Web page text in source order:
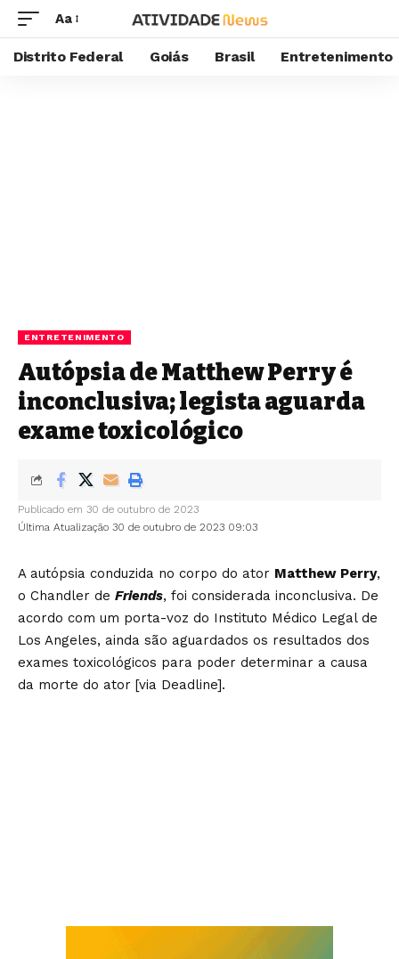
Aa
Distrito Federal Goiás Brasil Entretenimento
ENTRETENIMENTO
Autópsia de Matthew Perry é
inconclusiva; legista aguarda
exame toxicológico
Última Atualização 30 de outubro de 2023 09:03
Publicado em 30 de outubro de 2023
A autópsia conduzida no corpo do ator Matthew Perry,
o Chandler de Friends, foi considerada inconclusiva. De
acordo com um porta-voz do Instituto Médico Legal de
Los Angeles, ainda são aguardados os resultados dos
exames toxicológicos para poder determinar a causa
da morte do ator [via Deadline].